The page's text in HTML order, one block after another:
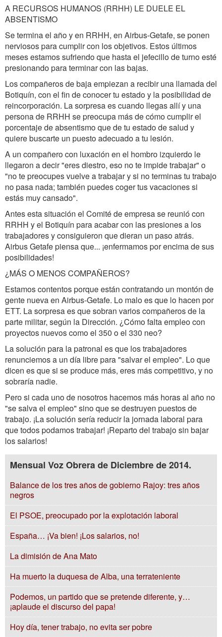
A RECURSOS HUMANOS (RRHH) LE DUELE EL
ABSENTISMO
Se termina el año y en RRHH, en Airbus-Getafe, se ponen
nerviosos para cumplir con los objetivos. Estos últimos
meses estamos sufriendo que hasta el jefecillo de turno esté
presionando para terminar con las bajas.
Los compañeros de baja empiezan a recibir una llamada del
Botiquín, con el fin de conocer tu estado y la posibilidad de
reincorporación. La sorpresa es cuando llegas allí y una
persona de RRHH se preocupa más de cómo cumplir el
porcentaje de absentismo que de tu estado de salud y
quiere buscarte un puesto adecuado a tu lesión.
A un compañero con luxación en el hombro izquierdo le
llegaron a decir "eres diestro, eso no te impide trabajar" o
"no te preocupes vuelve a trabajar y si no terminas tu trabajo
no pasa nada; también puedes coger tus vacaciones si
estás muy cansado".
Antes esta situación el Comité de empresa se reunió con
RRHH y el Botiquín para acabar con las presiones a los
trabajadores y consiguieron que dieran un paso atrás.
Airbus Getafe piensa que... ¡enfermamos por encima de sus
posibilidades!
¿MÁS O MENOS COMPAÑEROS?
Estamos contentos porque están contratando un montón de
gente nueva en Airbus-Getafe. Lo malo es que lo hacen por
ETT. La sorpresa es que sobran varios compañeros de la
parte militar, según la Dirección. ¿Cómo falta empleo con
proyectos nuevos como el 350 o el 330 neo?
La solución para la patronal es que los trabajadores
renunciemos a un día libre para "salvar el empleo". Lo que
dicen es que si se produce más, eres más competitivo, y no
sobraría nadie.
Pero si cada uno de nosotros hacemos más horas al año no
"se salva el empleo" sino que se destruyen puestos de
trabajo. ¡La solución sería reducir la jornada laboral para
que todos podamos trabajar! ¡Reparto del trabajo sin bajar
los salarios!
Mensual Voz Obrera de Diciembre de 2014.
Balance de los tres años de gobierno Rajoy: tres años
negros
El PSOE, preocupado por la explotación laboral
España… ¡Va bien! ¡Los salarios, no!
La dimisión de Ana Mato
Ha muerto la duquesa de Alba, una terrateniente
Podemos, un partido que se pretende diferente, y…
¡aplaude el discurso del papa!
Hoy día, tener trabajo, no evita ser pobre